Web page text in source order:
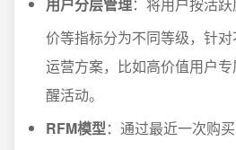
价等指标分为不同等级，针
运营方案，比如高价值用户
醒活动。
RFM模型：通过最近一次购